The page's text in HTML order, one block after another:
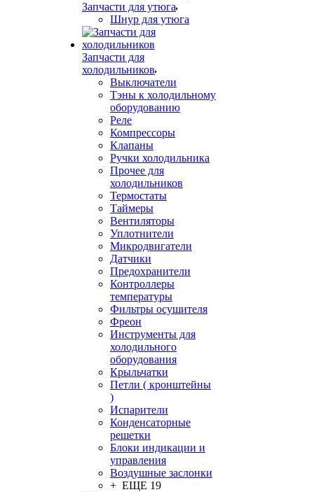
Запчасти для утюга
Шнур для утюга
Запчасти для
холодильников
Выключатели
Тэны к холодильному
оборудованию
Реле
Компрессоры
Клапаны
Ручки холодильника
Прочее для
холодильников
Термостаты
Таймеры
Вентиляторы
Уплотнители
Микродвигатели
Датчики
Предохранители
Контроллеры
температуры
Фильтры осушителя
Фреон
Инструменты для
холодильного
оборудования
Крыльчатки
Петли ( кронштейны
)
Испарители
Конденсаторные
решетки
Блоки индикации и
управления
Воздушные заслонки
+ ЕЩЕ 19